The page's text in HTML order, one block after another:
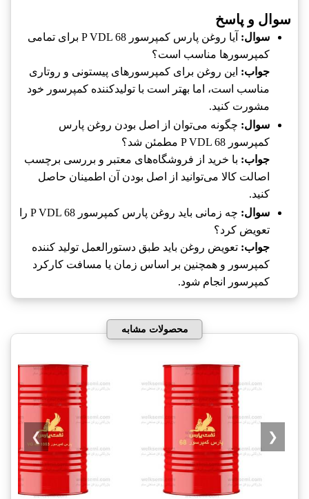
سوال و پاسخ
سوال:
آیا روغن پارس کمپرسور P VDL 68‎ برای تمامی
کمپرسورها مناسب است؟
جواب: این روغن برای کمپرسورهای پیستونی و روتاری
مناسب است، اما بهتر است با تولیدکننده کمپرسور خود
مشورت کنید.
سوال: چگونه می‌توان از اصل بودن روغن پارس
کمپرسور P VDL 68‎ مطمئن شد؟
جواب: با خرید از فروشگاه‌های معتبر و بررسی برچسب
اصالت کالا می‌توانید از اصل بودن آن اطمینان حاصل
کنید.
سوال:
چه زمانی باید روغن پارس کمپرسور P VDL 68‎ را
تعویض کرد؟
جواب: تعویض روغن باید طبق دستورالعمل تولید کننده
کمپرسور و همچنین بر اساس زمان یا مسافت کارکرد
کمپرسور انجام شود.
محصولات مشابه
❮
❯